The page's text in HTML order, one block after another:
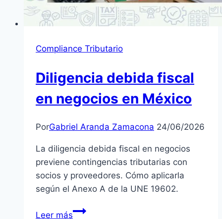
Compliance Tributario
Diligencia debida fiscal
en negocios en México
PorGabriel Aranda Zamacona 24/06/2026
La diligencia debida fiscal en negocios
previene contingencias tributarias con
socios y proveedores. Cómo aplicarla
según el Anexo A de la UNE 19602.
Leer másDiligencia